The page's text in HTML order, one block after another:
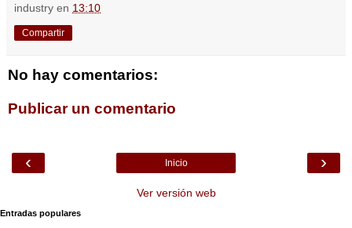
industry en 13:10
Compartir
No hay comentarios:
Publicar un comentario
‹ ›
Inicio
Ver versión web
Entradas populares